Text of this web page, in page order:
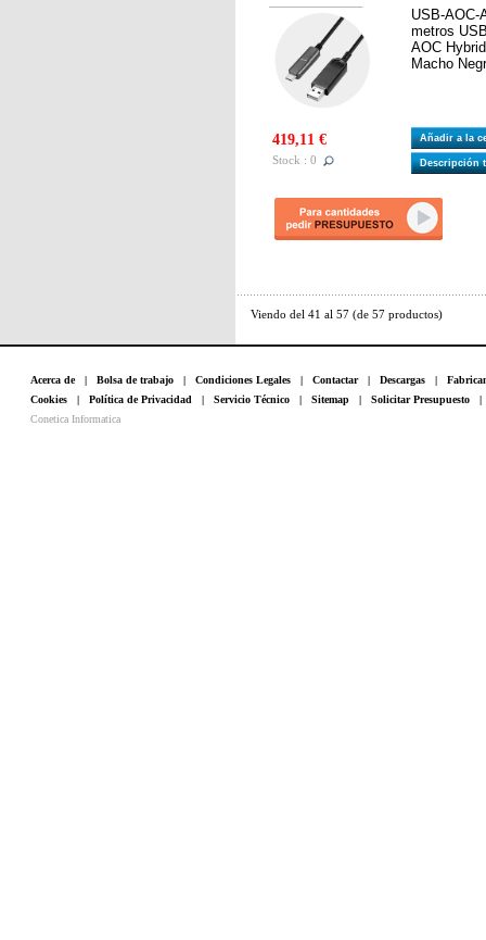
USB-AOC-
metros
AOC
Macho
419,11 €
Stock : 0
Añadir a la
Descripción
Viendo del 41 al 57 (de 57 productos)
Acerca de| Bolsa de trabajo | Condiciones Legales | Contactar| Descargas |
Cookies | Política de Privacidad | Servicio Técnico | Sitemap | Solicitar Presupuesto
Conetica Informatica